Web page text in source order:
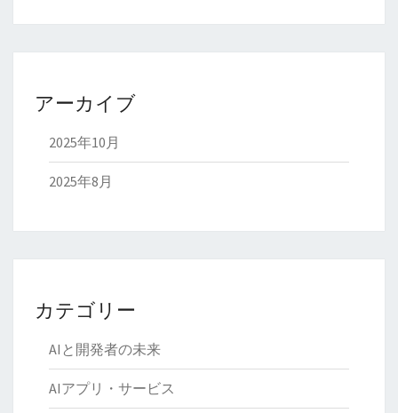
アーカイブ
2025年10月
2025年8月
カテゴリー
AIと開発者の未来
AIアプリ・サービス